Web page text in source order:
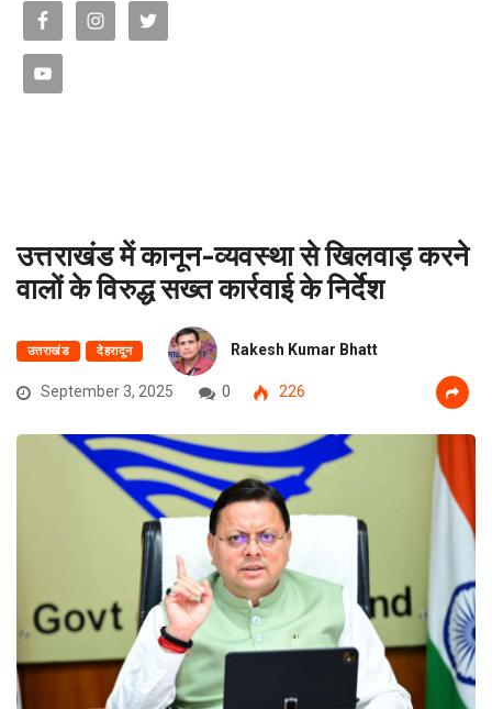
उत्तराखंड में कानून-व्यवस्था से खिलवाड़ करने
वालों के विरुद्ध सख्त कार्रवाई के निर्देश
उत्तराखंड देहरादून Rakesh Kumar Bhatt
September 3, 2025 0 226